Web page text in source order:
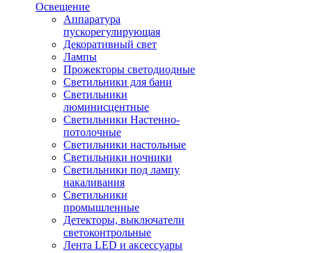
Освещение
Аппаратура
пускорегулирующая
Декоративный свет
Лампы
Прожекторы светодиодные
Светильники для бани
Светильники
люминисцентные
Светильники Настенно-
потолочные
Светильники настольные
Светильники ночники
Светильники под лампу
накаливания
Светильники
промышленные
Детекторы, выключатели
светоконтрольные
Лента LED и аксессуары